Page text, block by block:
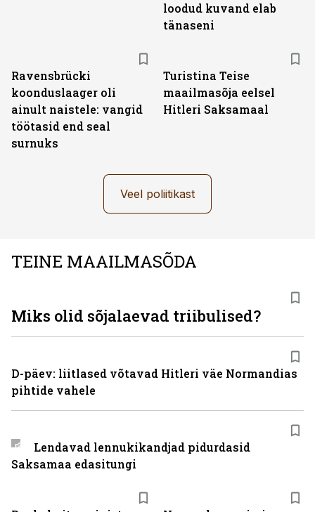
loodud kuvand elab
tänaseni
Ravensbrücki
koonduslaager oli
ainult naistele: vangid
töötasid end seal
surnuks
Turistina Teise
maailmasõja eelsel
Hitleri Saksamaal
Veel poliitikast
TEINE MAAILMASÕDA
Miks olid sõjalaevad triibulised?
D-päev: liitlased võtavad Hitleri väe Normandias
pihtide vahele
Lendavad lennukikandjad pidurdasid
Saksamaa edasitungi